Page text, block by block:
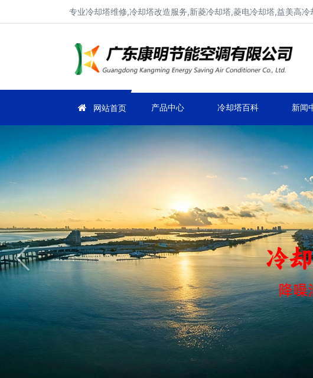
专业冷却塔维修,冷却塔改造服务,新菱冷却塔,菱电冷却塔,益美高
网站首页 产品中心 冷却塔百科 新闻